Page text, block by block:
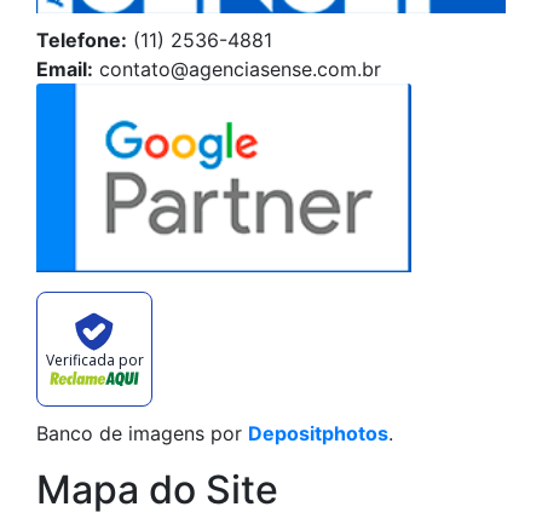
Telefone: (11) 2536-4881
Email: contato@agenciasense.com.br
Verificada por
Banco de imagens por Depositphotos.
Mapa do Site